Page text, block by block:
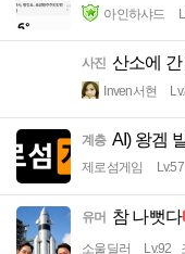
아인하샤드
사진 산소에
Inven서현
계층 AI) 왕겜
제로섬게임 Lv.57
유머 참 나뻣다
소울딜러 Lv.92